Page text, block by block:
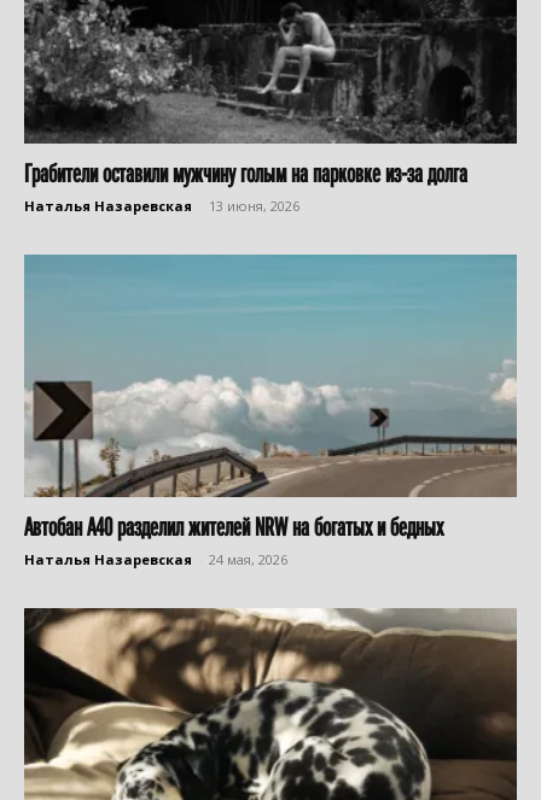
Грабители оставили мужчину голым на парковке из-за долга
Наталья Назаревская 13 июня, 2026
Автобан А40 разделил жителей NRW на богатых и бедных
Наталья Назаревская 24 мая, 2026